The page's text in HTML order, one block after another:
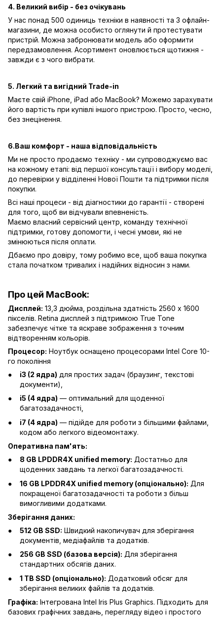
4. Великий вибір - без очікувань
У нас понад 500 одиниць техніки в наявності та 3 офлайн-
магазини, де можна особисто оглянути й протестувати
пристрій. Можна забронювати модель або оформити
передзамовлення. Асортимент оновлюється щотижня -
завжди є з чого вибрати.
5. Легкий та вигідний Trade-in
Маєте свій iPhone, iPad або MacBook? Можемо зарахувати
його вартість при купівлі іншого пристрою. Просто, чесно,
без знецінення.
6.Ваш комфорт - наша відповідальність
Ми не просто продаємо техніку - ми супроводжуємо вас
на кожному етапі: від першої консультації і вибору моделі,
до перевірки у відділенні Нової Пошти та підтримки після
покупки.
Всі наші процеси - від діагностики до гарантії - створені
для того, щоб ви відчували впевненість.
Маємо власний сервісний центр, команду технічної
підтримки, готову допомогти, і чесні умови, які не
змінюються після оплати.
Дбаємо про довіру, тому робимо все, щоб ваша покупка
стала початком тривалих і надійних відносин з нами.
Про цей MacBook:
Дисплей: 13,3 дюйма, роздільна здатність 2560 x 1600
пікселів. Retina дисплей з підтримкою True Tone
забезпечує чітке та яскраве зображення з точним
відтворенням кольорів.
Процесор: Ноутбук оснащено процесорами Intel Core 10-
го покоління
i3 (2 ядра) для простих задач (браузинг, текстові
документи),
i5 (4 ядра) — оптимальний для щоденної
багатозадачності,
i7 (4 ядра) — підійде для роботи з більшими файлами,
кодом або легкого відеомонтажу.
Оперативна пам'ять:
8 GB LPDDR4X unified memory: Достатньо для
щоденних завдань та легкої багатозадачності.
16 GB LPDDR4X unified memory (опціонально): Для
покращеної багатозадачності та роботи з більш
вимогливими додатками.
Зберігання даних:
512 GB SSD: Швидкий накопичувач для зберігання
документів, медіафайлів та додатків.
256 GB SSD (базова версія): Для зберігання
стандартних обсягів даних.
1 TB SSD (опціонально): Додатковий обсяг для
зберігання великих файлів та додатків.
Графіка: Інтегрована Intel Iris Plus Graphics. Підходить для
базових графічних завдань, перегляду відео і простого